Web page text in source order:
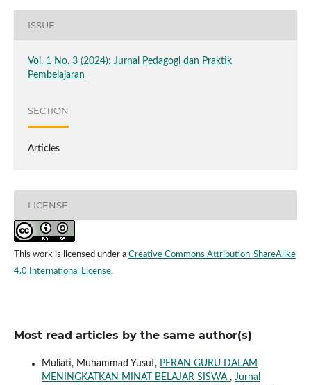
ISSUE
Vol. 1 No. 3 (2024): Jurnal Pedagogi dan Praktik
Pembelajaran
SECTION
Articles
LICENSE
This work is licensed under a Creative Commons Attribution-ShareAlike
4.0 International License.
Most read articles by the same author(s)
Muliati, Muhammad Yusuf, PERAN GURU DALAM
MENINGKATKAN MINAT BELAJAR SISWA , Jurnal